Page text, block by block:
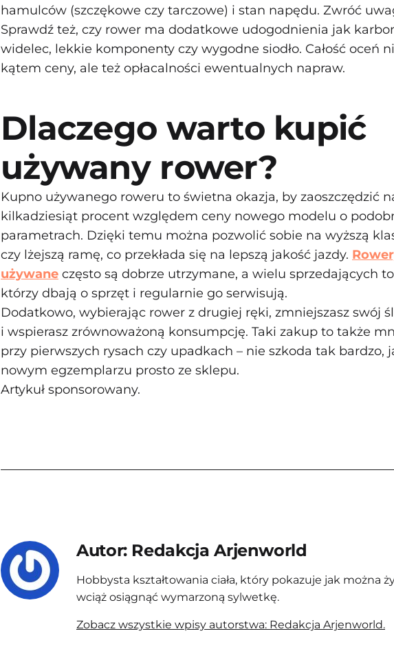
hamulców (szczękowe czy tarczowe) i stan napędu. Zwróć
Sprawdź też, czy rower ma dodatkowe udogodnienia jak
widelec, lekkie komponenty czy wygodne siodło. Całość oceń
kątem ceny, ale też opłacalności ewentualnych napraw.
Dlaczego warto kupić
używany rower?
Kupno używanego roweru to świetna okazja, by zaoszczędzić
kilkadziesiąt procent względem ceny nowego modelu o
parametrach. Dzięki temu można pozwolić sobie na wyższą
czy lżejszą ramę, co przekłada się na lepszą jakość jazdy.
używane często są dobrze utrzymane, a wielu sprzedających
którzy dbają o sprzęt i regularnie go serwisują.
Dodatkowo, wybierając rower z drugiej ręki, zmniejszasz swój
i wspierasz zrównoważoną konsumpcję. Taki zakup to także
przy pierwszych rysach czy upadkach – nie szkoda tak bardzo,
nowym egzemplarzu prosto ze sklepu.
Artykuł sponsorowany.
Autor: Redakcja Arjenworld
Hobbysta kształtowania ciała, który pokazuje jak można
wciąż osiągnąć wymarzoną sylwetkę.
Zobacz wszystkie wpisy autorstwa: Redakcja Arjenworld.